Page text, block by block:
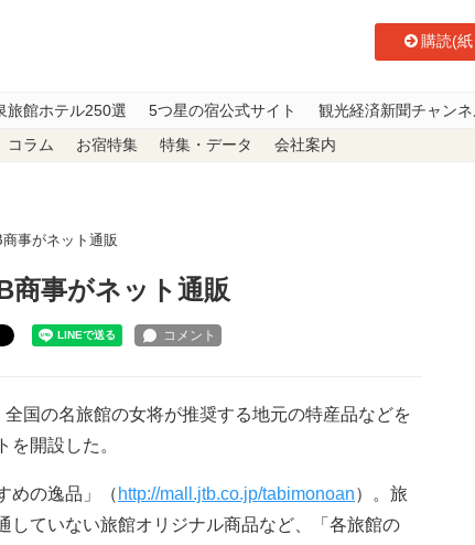
購読(
旅館ホテル250選 5つ星の宿公式サイト 観光経済新聞チャン
コラム お宿特集 特集・データ 会社案内
事がネット通販
商事がネット通販
国の名旅館の女将が推奨する地元の特産品などを
を開設した。
の逸品」（ http://mall.jtb.co.jp/tabimonoan）。旅
していない旅館オリジナル商品など、「各旅館の